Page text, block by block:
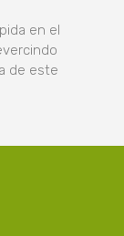
en el
de este